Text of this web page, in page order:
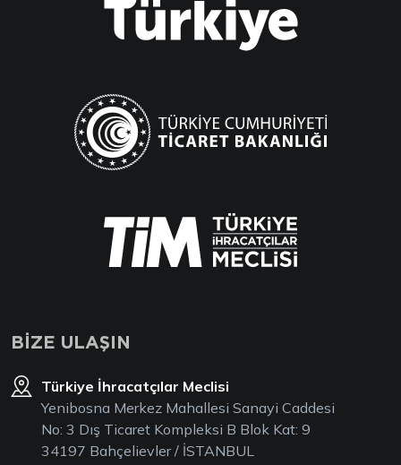
BİZE ULAŞIN
Türkiye İhracatçılar Meclisi
Yenibosna Merkez Mahallesi Sanayi Caddesi
No: 3 Dış Ticaret Kompleksi B Blok Kat: 9
34197 Bahçelievler / İSTANBUL